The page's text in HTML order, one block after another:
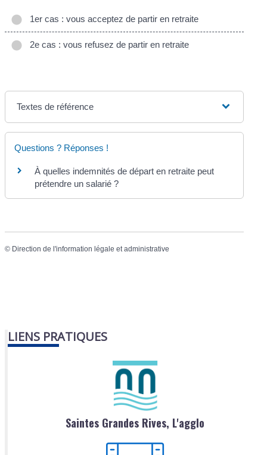
1er cas : vous acceptez de partir en retraite
2e cas : vous refusez de partir en retraite
Textes de référence
Questions ? Réponses !
À quelles indemnités de départ en retraite peut
prétendre un salarié ?
© Direction de l'information légale et administrative
LIENS PRATIQUES
Saintes Grandes Rives, L'agglo